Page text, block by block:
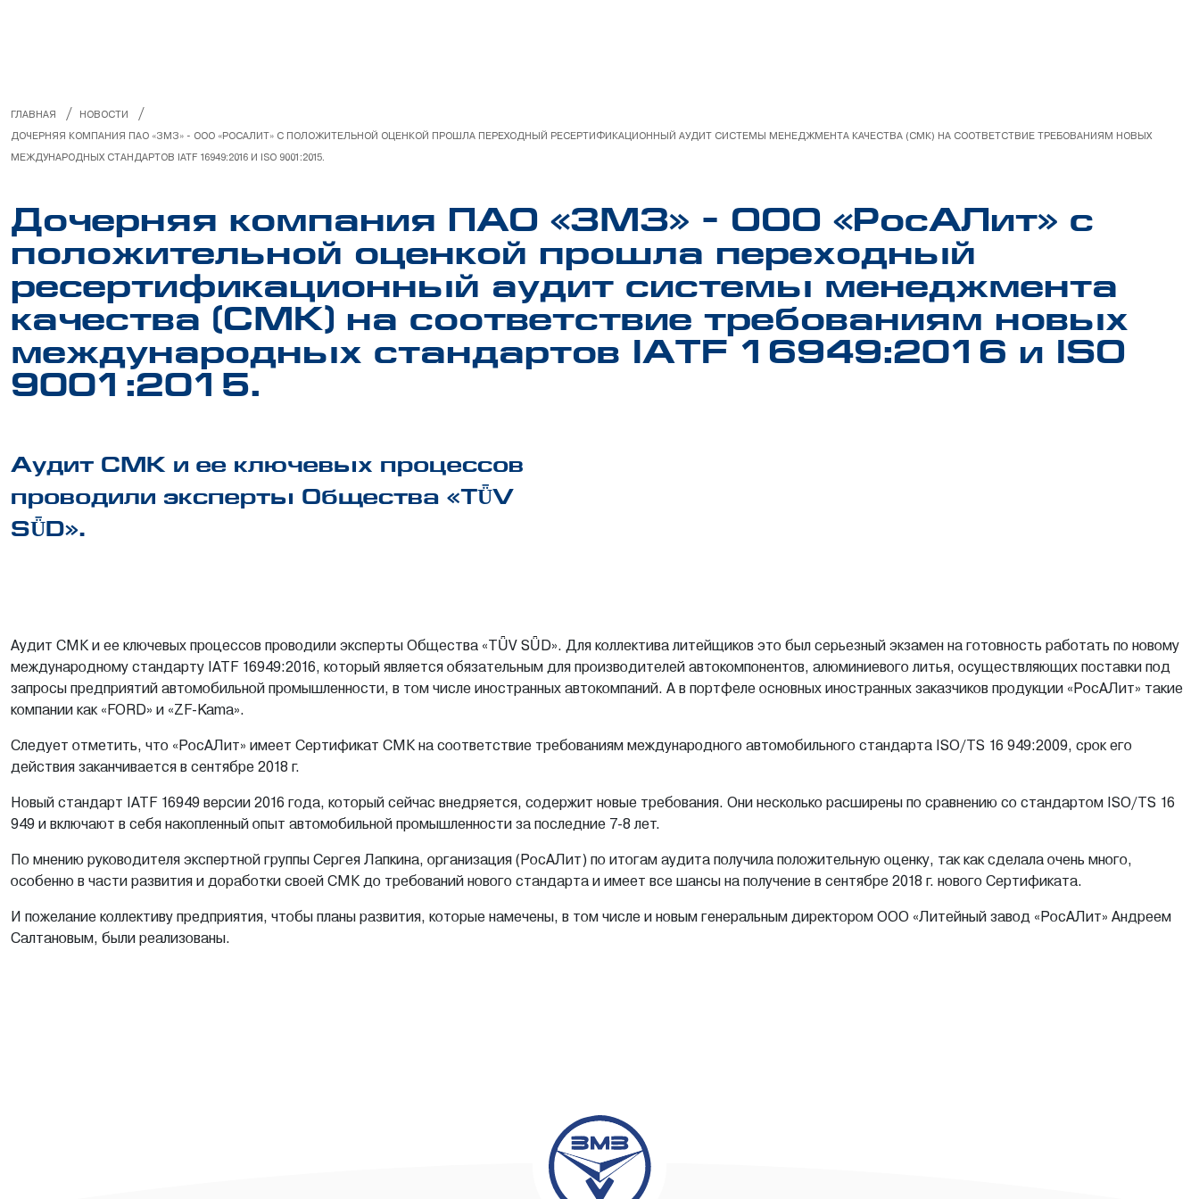
НЕЛИКВИДЫ
ГЛАВНАЯ / НОВОСТИ /
ДОЧЕРНЯЯ КОМПАНИЯ ПАО «ЗМЗ» - ООО «РОСАЛИТ» С ПОЛОЖИТЕЛЬНОЙ ОЦЕНКОЙ ПРОШЛА ПЕРЕХОДНЫЙ РЕСЕРТИФИКАЦИОННЫЙ АУДИТ СИСТЕМЫ МЕНЕДЖМЕНТА КАЧЕСТВА (СМК) НА СООТВЕТСТВИЕ ТРЕБОВАНИЯМ НОВЫХ
МЕЖДУНАРОДНЫХ СТАНДАРТОВ IATF 16949:2016 И ISO 9001:2015.
Дочерняя компания ПАО «ЗМЗ» - ООО «РосАЛит» с
положительной оценкой прошла переходный
ресертификационный аудит системы менеджмента
качества (СМК) на соответствие требованиям новых
международных стандартов IATF 16949:2016 и ISO
9001:2015.
Аудит СМК и ее ключевых процессов
проводили эксперты Общества «TǕV
SǕD».
Аудит СМК и ее ключевых процессов проводили эксперты Общества «TǕV SǕD». Для коллектива литейщиков это был серьезный экзамен на готовность работать по новому
международному стандарту IATF 16949:2016, который является обязательным для производителей автокомпонентов, алюминиевого литья, осуществляющих поставки под
запросы предприятий автомобильной промышленности, в том числе иностранных автокомпаний. А в портфеле основных иностранных заказчиков продукции «РосАЛит» такие
компании как «FORD» и «ZF-Kama».
Следует отметить, что «РосАЛит» имеет Сертификат СМК на соответствие требованиям международного автомобильного стандарта ISO/TS 16 949:2009, срок его
действия заканчивается в сентябре 2018 г.
Новый стандарт IATF 16949 версии 2016 года, который сейчас внедряется, содержит новые требования. Они несколько расширены по сравнению со стандартом ISO/TS 16
949 и включают в себя накопленный опыт автомобильной промышленности за последние 7-8 лет.
По мнению руководителя экспертной группы Сергея Лапкина, организация (РосАЛит) по итогам аудита получила положительную оценку, так как сделала очень много,
особенно в части развития и доработки своей СМК до требований нового стандарта и имеет все шансы на получение в сентябре 2018 г. нового Сертификата.
И пожелание коллективу предприятия, чтобы планы развития, которые намечены, в том числе и новым генеральным директором ООО «Литейный завод «РосАЛит» Андреем
Салтановым, были реализованы.